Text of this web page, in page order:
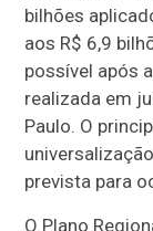
bilhões
aos R$ 6,9
possível após
realizada em
Paulo. O
prevista para
O Plano